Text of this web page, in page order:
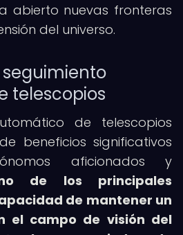
abierto nuevas fronteras
del universo.
seguimiento
telescopios
de telescopios
beneficios significativos
aficionados y
de los principales
de mantener un
el campo de visión del